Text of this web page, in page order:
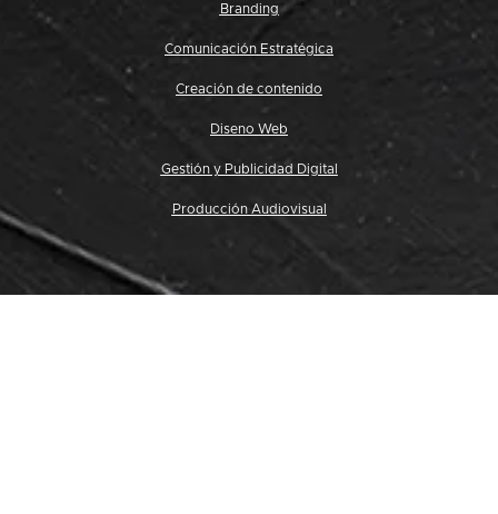
Branding
Comunicación Estratégica
Creación de contenido
Diseno Web
Gestión y Publicidad Digital
Producción Audiovisual